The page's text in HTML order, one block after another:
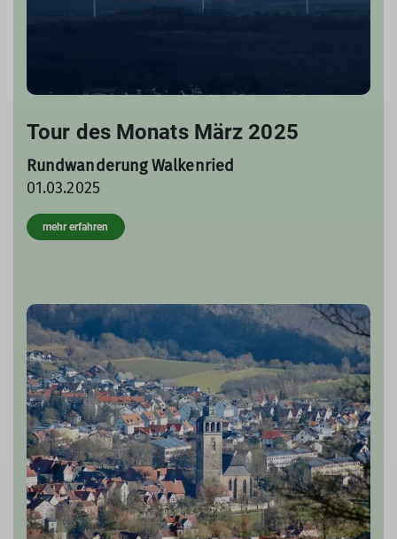
Tour des Monats März 2025
Rundwanderung Walkenried
01.03.2025
mehr erfahren